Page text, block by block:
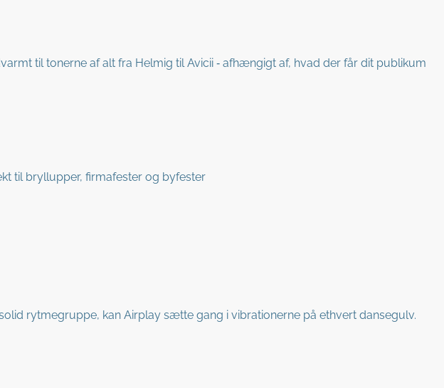
til tonerne af alt fra Helmig til Avicii ‑ afhængigt af, hvad der får dit publikum
til bryllupper, firmafester og byfester
rytmegruppe, kan Airplay sætte gang i vibrationerne på ethvert dansegulv.